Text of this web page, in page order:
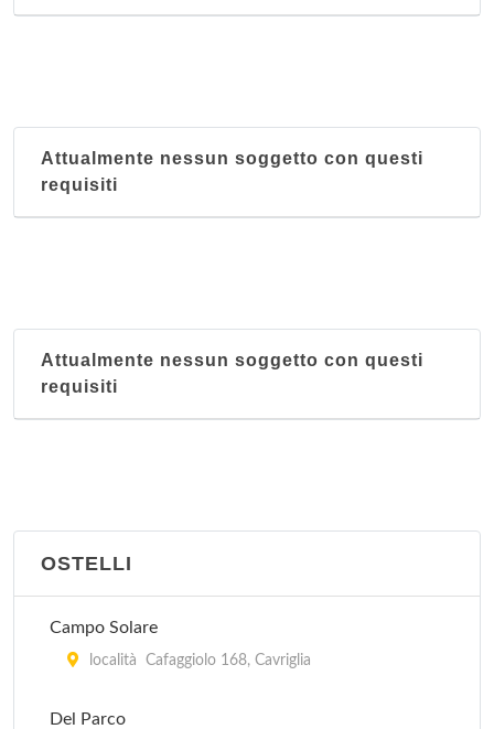
Attualmente nessun soggetto con questi
requisiti
Attualmente nessun soggetto con questi
requisiti
OSTELLI
Campo Solare
località Cafaggiolo 168, Cavriglia
Del Parco